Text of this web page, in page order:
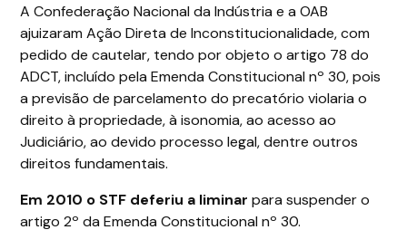
A Confederação Nacional da Indústria e a OAB
ajuizaram Ação Direta de Inconstitucionalidade, com
pedido de cautelar, tendo por objeto o artigo 78 do
ADCT, incluído pela Emenda Constitucional nº 30, pois
a previsão de parcelamento do precatório violaria o
direito à propriedade, à isonomia, ao acesso ao
Judiciário, ao devido processo legal, dentre outros
direitos fundamentais.
Em 2010 o STF deferiu a liminar para suspender o
artigo 2º da Emenda Constitucional nº 30.